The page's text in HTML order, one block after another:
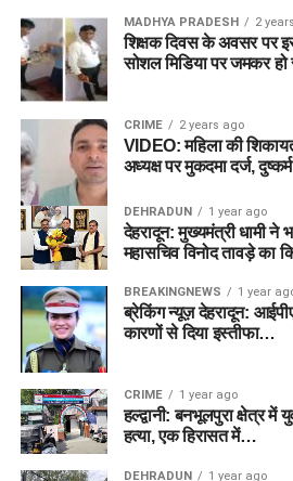
MADHYA PRADESH 2
शिक्षक दिवस के अवसर पर
सोशल मिडिया पर जमकर हो
CRIME 2 years ago
VIDEO: महिला की
अध्यक्ष पर मुकदमा दर्ज,
DEHRADUN 1 year ago
देहरादून: मुख्यमंत्री धामी ने
महासचिव विनोद तावड़े का
BREAKINGNEWS 1 year
ब्रेकिंग न्यूज़ देहरादून:
कारणों से दिया इस्तीफा…
CRIME 1 year ago
हल्द्वानी: बनभूलपुरा क्षेत्र
हत्या, एक हिरासत में…
DEHRADUN 1 year ago